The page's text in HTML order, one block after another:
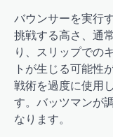
バウンサーを実行
挑戦する高さ、通
り、スリップでの
トが生じる可能性
戦術を過度に使用
す。バッツマンが
なります。